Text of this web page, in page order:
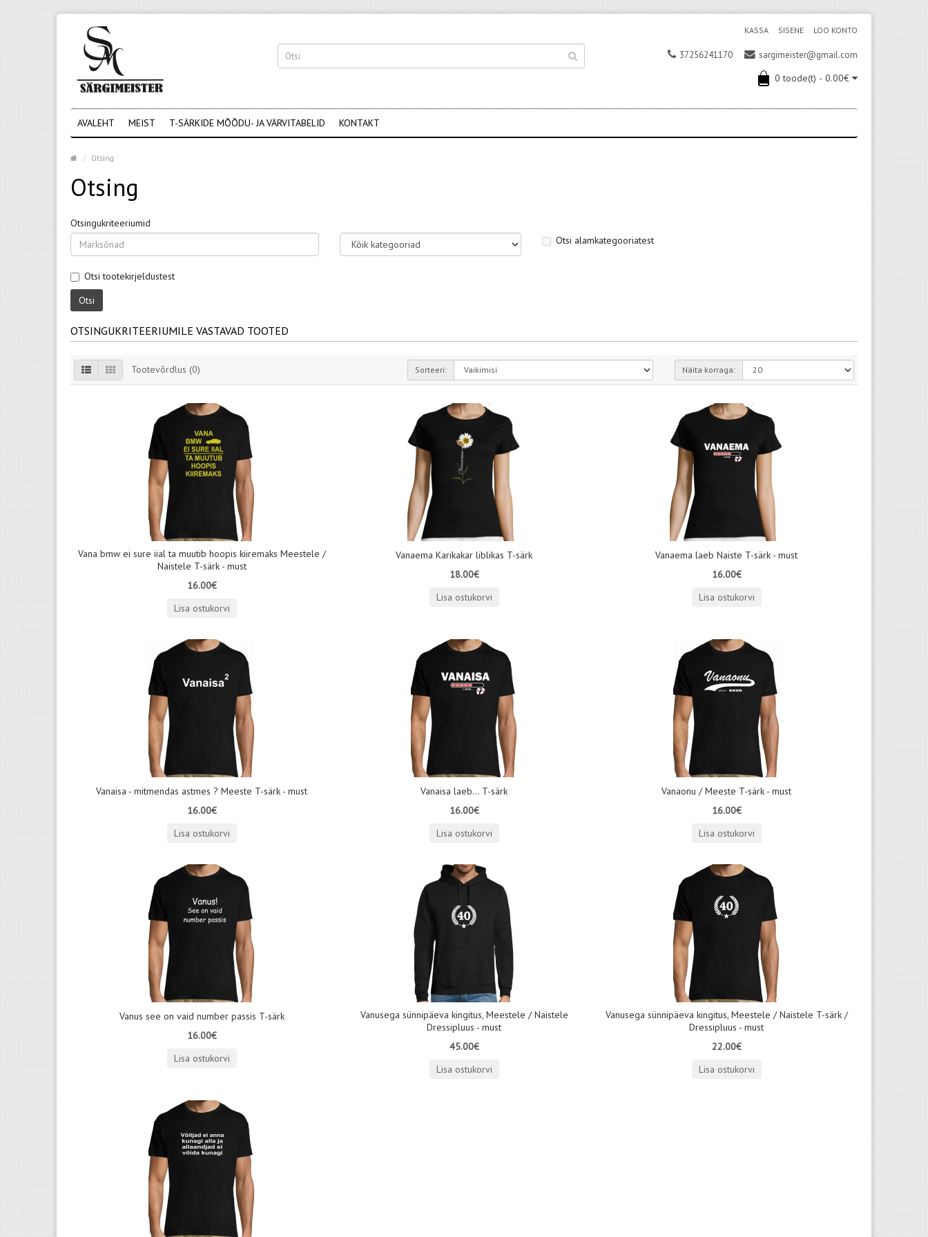
SISENE LOO KONTO
KASSA
37256241170 sargimeister@gmail.com
0 toode(t) - 0.00€
AVALEHT MEIST T-SÄRKIDE MÕÕDU- JA VÄRVITABELID KONTAKT
Otsing
Otsing
Otsingukriteeriumid
Otsi alamkategooriatest
Otsi tootekirjeldustest
OTSINGUKRITEERIUMILE VASTAVAD TOOTED
Tootevõrdlus (0) Sorteeri: Näita korraga:
Vana bmw ei sure iial ta muutib hoopis kiiremaks Meestele /
Naistele T-särk - must
16.00€
Lisa ostukorvi
Vanaema Karikakar liblikas T-särk
18.00€
Lisa ostukorvi
Vanaema laeb Naiste T-särk - must
16.00€
Lisa ostukorvi
Vanaisa - mitmendas astmes ? Meeste T-särk - must
16.00€
Lisa ostukorvi
Vanaisa laeb... T-särk
16.00€
Lisa ostukorvi
Vanaonu / Meeste T-särk - must
16.00€
Lisa ostukorvi
Vanus see on vaid number passis T-särk
16.00€
Lisa ostukorvi
Vanusega sünnipäeva kingitus, Meestele / Naistele
Dressipluus - must
45.00€
Lisa ostukorvi
Vanusega sünnipäeva kingitus, Meestele / Naistele T-särk /
Dressipluus - must
22.00€
Lisa ostukorvi